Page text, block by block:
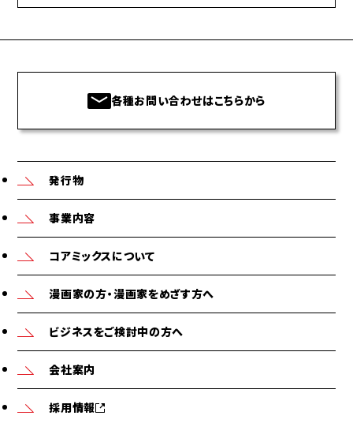
各種お問い合わせはこちらから
発行物
事業内容
コアミックスについて
漫画家の方・漫画家をめざす方へ
ビジネスをご検討中の方へ
会社案内
採用情報